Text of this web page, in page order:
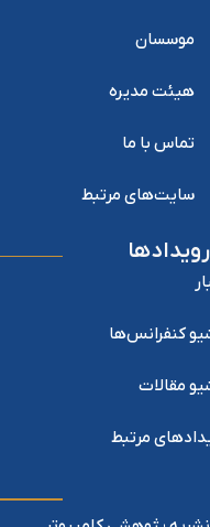
موسسان
هیئت مدیره
تماس با ما
سایت‌های مرتبط
رویدادها
کنفرانس‌ها
مقالات
مرتبط